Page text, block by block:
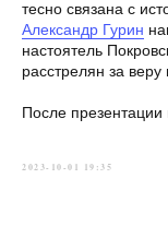
тесно связана с
Александр Гурин
настоятель
расстрелян за веру
После
2023-10-01 19:35